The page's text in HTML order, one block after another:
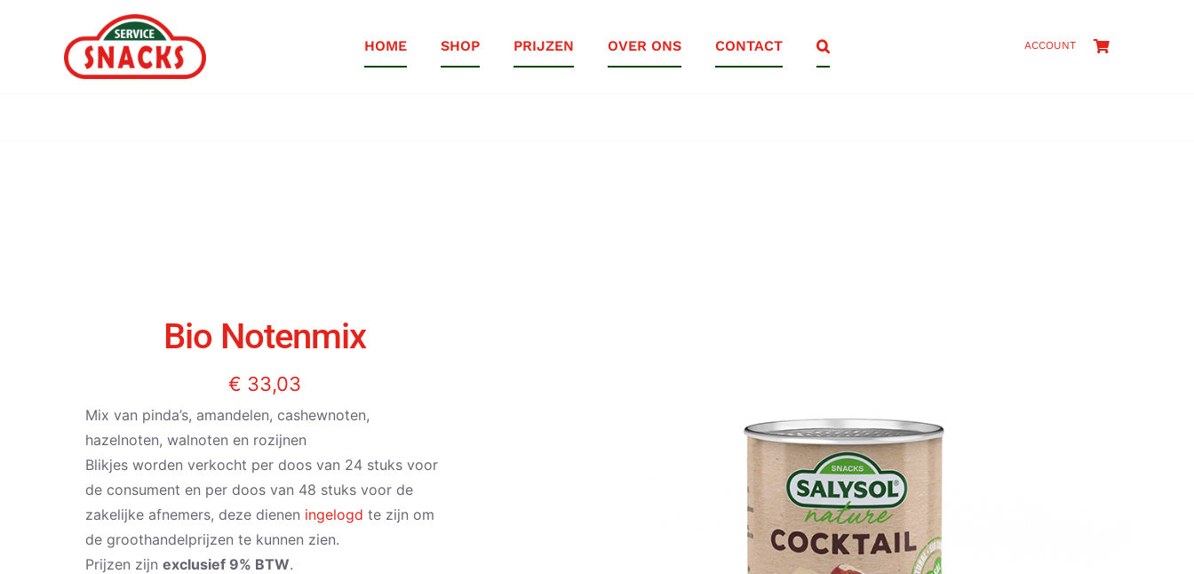
HOME SHOP PRIJZEN OVER ONS CONTACT ACCOUNT
Bio Notenmix
€ 33,03
Mix van pinda’s, amandelen, cashewnoten,
hazelnoten, walnoten en rozijnen
Blikjes worden verkocht per doos van 24 stuks voor
de consument en per doos van 48 stuks voor de
zakelijke afnemers, deze dienen ingelogd te zijn om
de groothandelprijzen te kunnen zien.
Prijzen zijn exclusief 9% BTW.